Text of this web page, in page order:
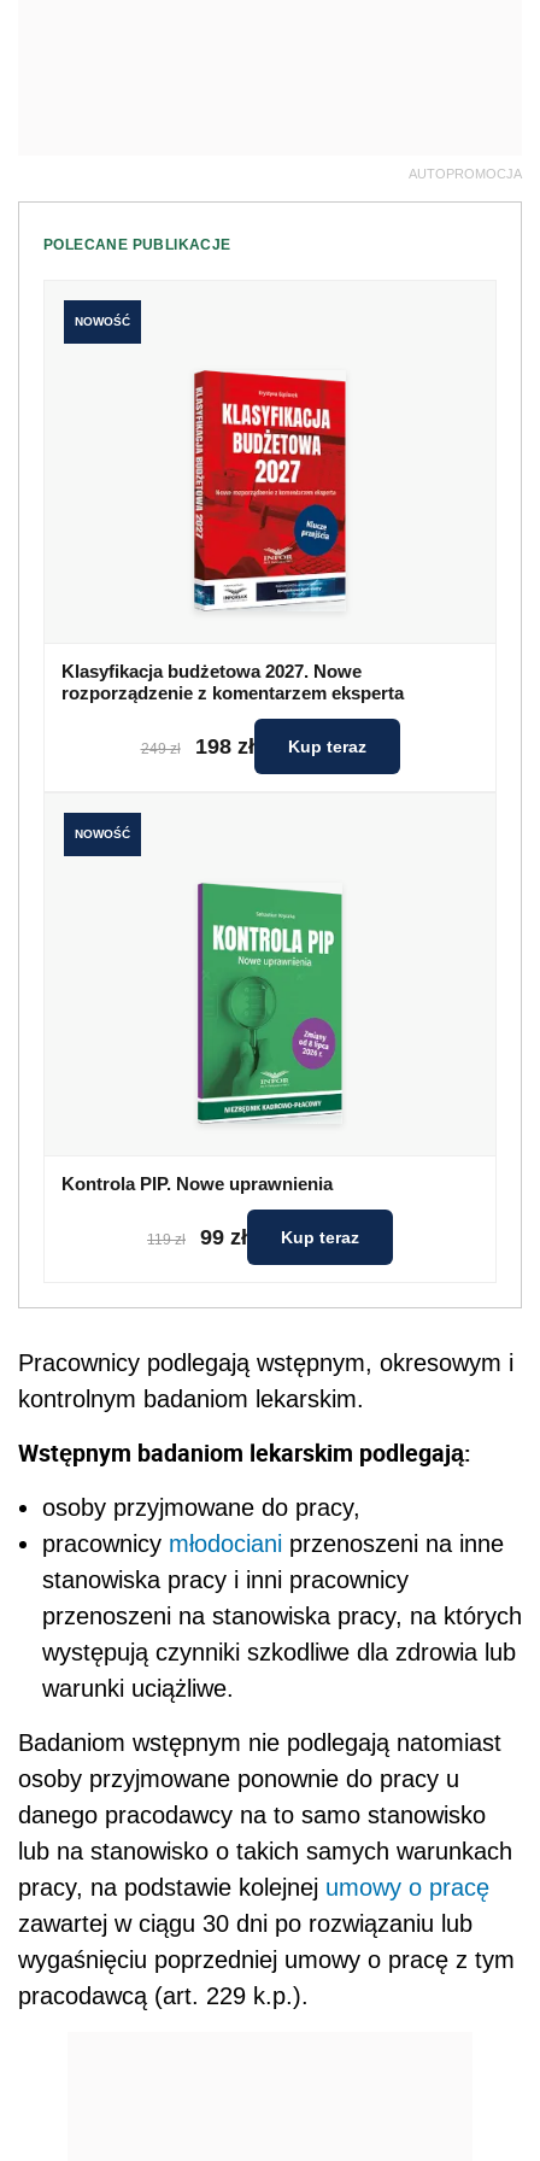
AUTOPROMOCJA
POLECANE PUBLIKACJE
NOWOŚĆ
Klasyfikacja budżetowa 2027. Nowe
rozporządzenie z komentarzem eksperta
249 zł 198 zł Kup teraz
NOWOŚĆ
Kontrola PIP. Nowe uprawnienia
119 zł 99 zł Kup teraz
Pracownicy podlegają wstępnym, okresowym i
kontrolnym badaniom lekarskim.
Wstępnym badaniom lekarskim podlegają:
osoby przyjmowane do pracy,
pracownicy młodociani przenoszeni na inne
stanowiska pracy i inni pracownicy
przenoszeni na stanowiska pracy, na których
występują czynniki szkodliwe dla zdrowia lub
warunki uciążliwe.
Badaniom wstępnym nie podlegają natomiast
osoby przyjmowane ponownie do pracy u
danego pracodawcy na to samo stanowisko
lub na stanowisko o takich samych warunkach
pracy, na podstawie kolejnej umowy o pracę
zawartej w ciągu 30 dni po rozwiązaniu lub
wygaśnięciu poprzedniej umowy o pracę z tym
pracodawcą (art. 229 k.p.).